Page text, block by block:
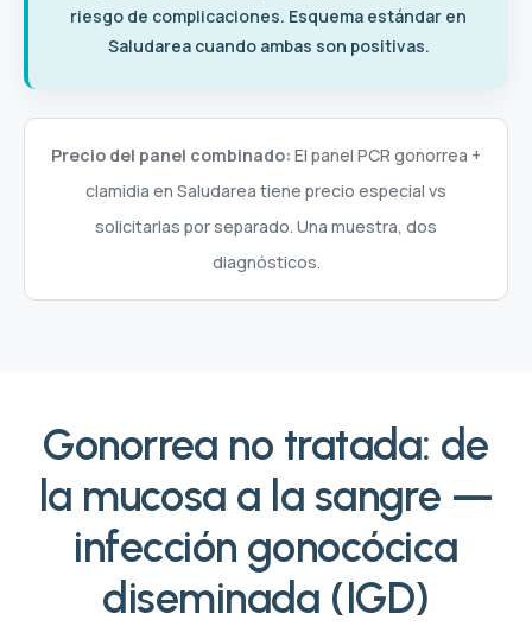
riesgo de complicaciones. Esquema estándar en
Saludarea cuando ambas son positivas.
Precio del panel combinado: El panel PCR gonorrea +
clamidia en Saludarea tiene precio especial vs
solicitarlas por separado. Una muestra, dos
diagnósticos.
Gonorrea no tratada: de
la mucosa a la sangre —
infección gonocócica
diseminada (IGD)